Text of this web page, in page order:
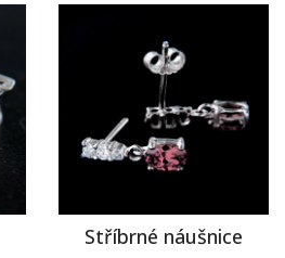
Stříbrné náušnice